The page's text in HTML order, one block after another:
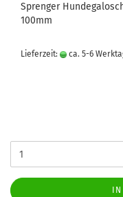
Sprenger
100mm
Lieferzeit: ca. 5-6